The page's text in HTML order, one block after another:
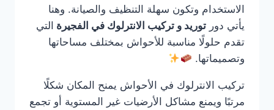
الاستخدام وتكون سهلة التنظيف والصيانة. وهنا
يأتي دور توريد و تركيب الانترلوك في الفجيرة التي
تقدم حلولًا مناسبة للأحواش بمختلف مساحاتها
وتصميماتها.
تركيب الانترلوك في الأحواش يمنح المكان شكلًا
مرتبًا ويمنع مشاكل الأرضيات غير المستوية أو تجمع